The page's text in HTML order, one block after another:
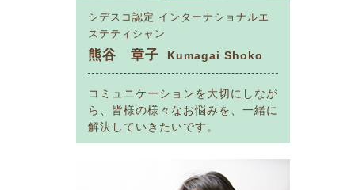
シデスコ認定 インターナショナルエ
ステティシャン
熊谷 章子 Kumagai Shoko
コミュニケーションを大切にしなが
ら、皆様の様々なお悩みを、一緒に
解決していきたいです。